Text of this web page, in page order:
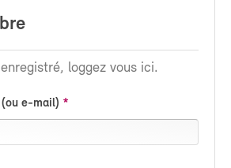
loggez vous ici.
e-mail)